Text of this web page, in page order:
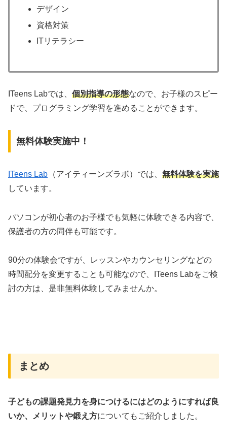
デザイン
資格対策
ITリテラシー
ITeens Labでは、 個別指導の形態なので、お子様のスピー
ドで、プログラミング学習を進めることができます。
無料体験実施中！
ITeens Lab （アイティーンズラボ） では、 無料体験を実施
しています。
パソコンが初心者のお子様でも気軽に体験できる内容で、
保護者の方の同伴も可能です。
90分の体験会ですが、レッスンやカウンセリングなどの
時間配分を変更することも可能なので、ITeens Labをご検
討の方は、是非無料体験してみませんか。
まとめ
子どもの課題発見力を身につけるにはどのようにすれば良
いか、メリットや鍛え方についてもご紹介しました。